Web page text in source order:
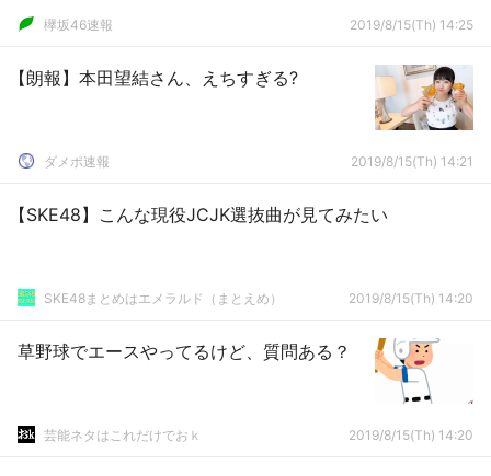
欅坂46速報 2019/8/15(Th) 14:25
【朗報】本田望結さん、えちすぎる?
ダメポ速報 2019/8/15(Th) 14:21
【SKE48】こんな現役JCJK選抜曲が見てみたい
SKE48まとめはエメラルド（まとえめ） 2019/8/15(Th) 14:20
草野球でエースやってるけど、質問ある？
芸能ネタはこれだけでおｋ 2019/8/15(Th) 14:20